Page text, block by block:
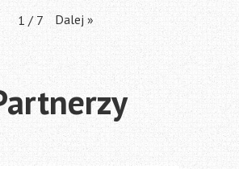
1 / 7 Dalej »